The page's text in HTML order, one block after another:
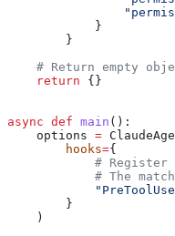
            }
        }
# Return empty
    return
{}
async def main ():
    options
=
        hooks
={
# Register
# The
        }
    )